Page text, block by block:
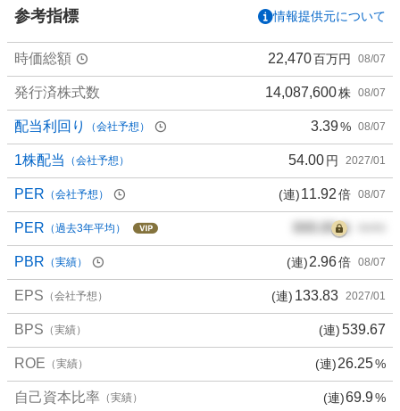
参考指標 情報提供元について
時価総額 22,470百万円 08/07
発行済株式数 14,087,600株 08/07
配当利回り （会社予想） 3.39% 08/07
1株配当 （会社予想） 54.00円 2027/01
PER （会社予想） (連)11.92倍 08/07
PER （過去3年平均） 000.00倍
PBR （実績） (連)2.96倍 08/07
EPS （会社予想） (連) 133.83 2027/01
BPS （実績） (連)539.67
ROE （実績） (連)26.25%
自己資本比率 （実績） (連)69.9%